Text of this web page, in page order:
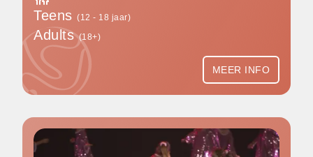
Teens (12 - 18 jaar)
Adults(18+)
MEER INFO